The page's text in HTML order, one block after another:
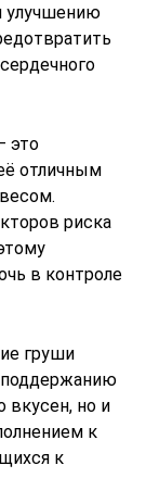
улучшению
это
отличным
риска
в контроле
груши
вкусен, но и
к
к